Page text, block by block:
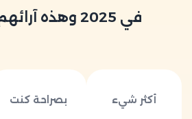
في 2025 وهذه آرائهم حتى الآن
بصراحة كنت أكثر شيء